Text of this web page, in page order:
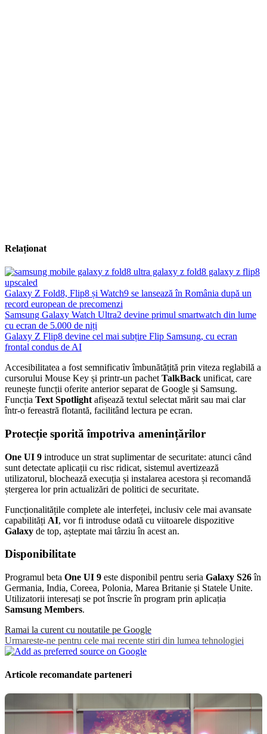
Relaționat
Galaxy Z Fold8, Flip8 și Watch9 se lansează în România după un
record european de precomenzi
Samsung Galaxy Watch Ultra2 devine primul smartwatch din lume
cu ecran de 5.000 de niți
Galaxy Z Flip8 devine cel mai subțire Flip Samsung, cu ecran
frontal condus de AI
Accesibilitatea a fost semnificativ îmbunătățită prin viteza reglabilă a
cursorului Mouse Key și printr-un pachet TalkBack unificat, care
reunește funcții oferite anterior separat de Google și Samsung.
Funcția Text Spotlight afișează textul selectat mărit sau mai clar
într-o fereastră flotantă, facilitând lectura pe ecran.
Protecție sporită împotriva amenințărilor
One UI 9 introduce un strat suplimentar de securitate: atunci când
sunt detectate aplicații cu risc ridicat, sistemul avertizează
utilizatorul, blochează execuția și instalarea acestora și recomandă
ștergerea lor prin actualizări de politici de securitate.
Funcționalitățile complete ale interfeței, inclusiv cele mai avansate
capabilități AI, vor fi introduse odată cu viitoarele dispozitive
Galaxy de top, așteptate mai târziu în acest an.
Disponibilitate
Programul beta One UI 9 este disponibil pentru seria Galaxy S26în
Germania, India, Coreea, Polonia, Marea Britanie și Statele Unite.
Utilizatorii interesați se pot înscrie în program prin aplicația
Samsung Members.
Ramai la curent cu noutatile pe Google
Urmareste-ne pentru cele mai recente stiri din lumea tehnologiei
Articole recomandate parteneri